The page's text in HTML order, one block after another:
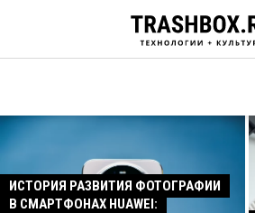
ИСТОРИЯ РАЗВИТИЯ ФОТОГРАФИИ
В СМАРТФОНАХ HUAWEI: